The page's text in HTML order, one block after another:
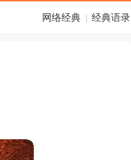
网络经典 经典语录